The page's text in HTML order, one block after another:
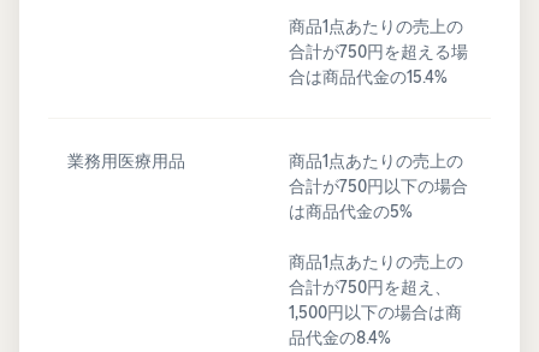
商品1点あたりの売上の
合計が750円を超える場
合は商品代金の15.4%
業務用医療用品
商品1点あたりの売上の
合計が750円以下の場合
は商品代金の5%
商品1点あたりの売上の
合計が750円を超え、
1,500円以下の場合は商
品代金の8.4%